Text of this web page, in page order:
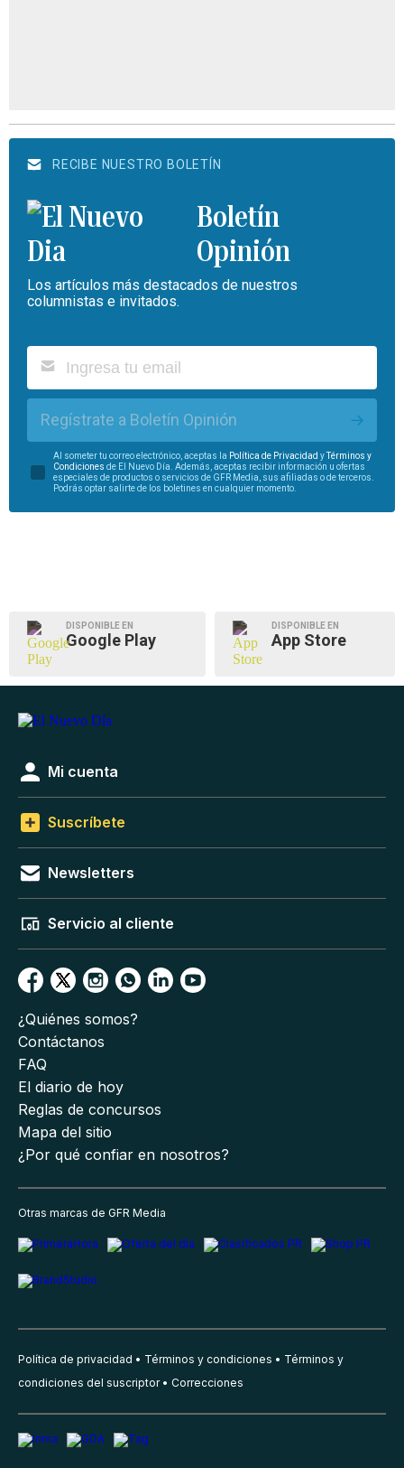
RECIBE NUESTRO BOLETÍN
Boletín
Opinión
Los artículos más destacados de nuestros
columnistas e invitados.
Regístrate a Boletín Opinión
Al someter tu correo electrónico, aceptas la Política de Privacidad y
Términos y
Condiciones de El Nuevo Día. Además, aceptas recibir información u ofertas
especiales de productos o servicios de GFR Media, sus afiliadas o de terceros.
Podrás optar salirte de los boletines en cualquier momento.
DISPONIBLE EN
Google Play
DISPONIBLE EN
App Store
Mi cuenta
Suscríbete
Newsletters
Servicio al cliente
¿Quiénes somos?
Contáctanos
FAQ
El diario de hoy
Reglas de concursos
Mapa del sitio
¿Por qué confiar en nosotros?
Otras marcas de GFR Media
Política de privacidad Términos y condiciones
Términos y
condiciones del suscriptor
Correcciones